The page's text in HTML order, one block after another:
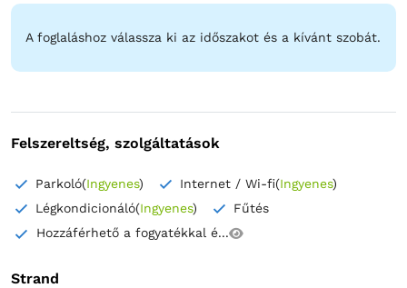
A foglaláshoz válassza ki az időszakot és a kívánt szobát.
Felszereltség, szolgáltatások
Parkoló(Ingyenes) Internet / Wi-fi(Ingyenes)
Légkondicionáló(Ingyenes)
Fűtés
Hozzáférhető a fogyatékkal é...
Strand